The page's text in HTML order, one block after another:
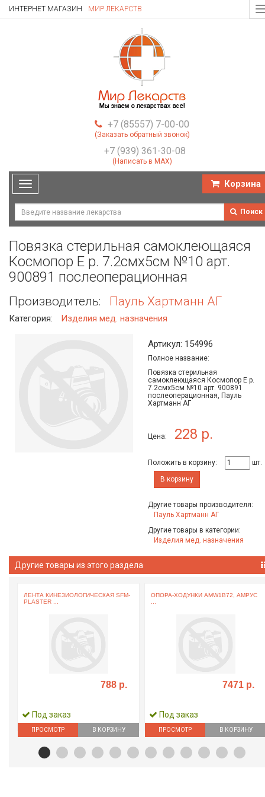
ИНТЕРНЕТ МАГАЗИН МИР ЛЕКАРСТВ
+7 (85557) 7-00-00
(Заказать обратный звонок)
+7 (939) 361-30-08
(Написать в MAX)
Toggle
navigation
Корзина
Поиск
Повязка стерильная самоклеющаяся
Космопор Е р. 7.2смх5см №10 арт.
900891 послеоперационная
Производитель: Пауль Хартманн АГ
Категория: Изделия мед. назначения
Артикул: 154996
Полное название:
Повязка стерильная
самоклеющаяся Космопор Е р.
7.2смх5см №10 арт. 900891
послеоперационная, Пауль
Хартманн АГ
Цена: 228 р.
Положить в корзину:
шт.
В корзину
Другие товары производителя:
Пауль Хартманн АГ
Другие товары в категории:
Изделия мед. назначения
Другие товары из этого раздела
ЛЕНТА КИНЕЗИОЛОГИЧЕСКАЯ SFM-
PLASTER ...
788 р.
Под заказ
ПРОСМОТР В КОРЗИНУ
ОПОРА-ХОДУНКИ AMW1B72, АМРУС
7471 р.
Под заказ
ПРОСМОТР В КОРЗИНУ